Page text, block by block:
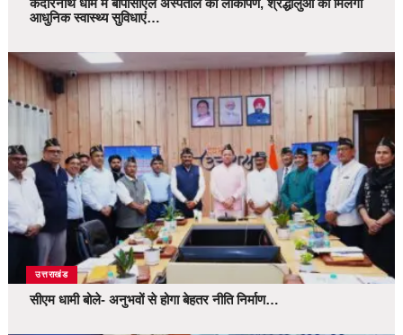
केदारनाथ धाम में बीपीसीएल अस्पताल का लोकार्पण, श्रद्धालुओं को मिलेंगी
आधुनिक स्वास्थ्य सुविधाएं…
उत्तराखंड
सीएम धामी बोले- अनुभवों से होगा बेहतर नीति निर्माण…